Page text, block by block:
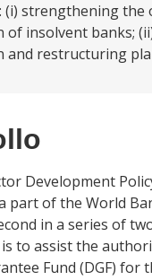
strengthening
insolvent banks;
restructuring
Development
part of the World
in a series of
to assist the
Fund (DGF)